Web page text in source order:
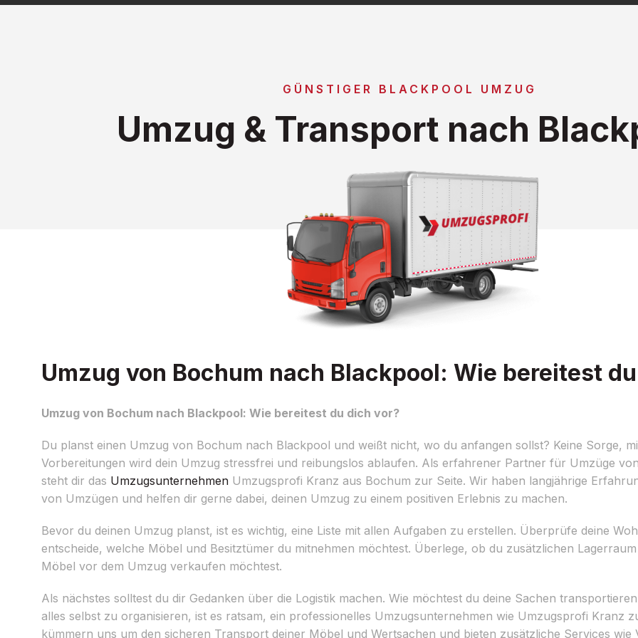
GÜNSTIGER BLACKPOOL UMZUG
Umzug & Transport nach
Umzug von Bochum nach Blackpool: Wie bereitest
Umzug von Bochum nach Blackpool: Wie bereitest du dich vor?
Du planst einen Umzug von Bochum nach Blackpool und weißt nicht, wo du anfangen sollst? Keine Sorge,
Vorbereitungen wird dein Umzug stressfrei und reibungslos ablaufen. Als erfahrener Partner für Umzüge
steht dir das Umzugsunternehmen Umzugsprofi Kranz aus Bochum zur Seite. Wir haben langjährige
von Umzügen und helfen dir gerne dabei, deinen Umzug zu einem positiven Erlebnis zu machen.
Bevor du deinen Umzug planst, ist es wichtig, eine Liste mit allen Aufgaben zu erstellen. Überprüfe deine
entscheide, welche Möbel und Besitztümer du mitnehmen möchtest. Überlege, ob du zusätzlichen
Möbel vor dem Umzug verkaufen möchtest.
Als nächstes solltest du dir Gedanken über die Logistik machen. Wie möchtest du deine Sachen
alles selbst zu organisieren, ist es ratsam, ein professionelles Umzugsunternehmen wie Umzugsprofi Kranz
kümmern uns um den sicheren Transport deiner Möbel und Wertsachen und bieten zusätzliche Services wie